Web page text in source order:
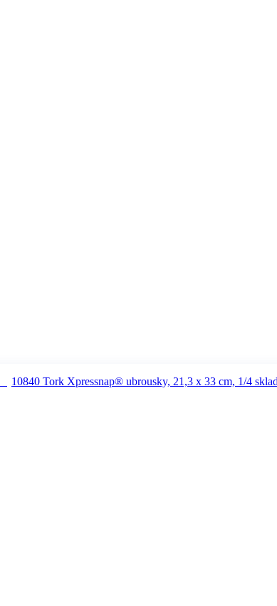
10840 Tork Xpressnap® ubrousky, 21,3 x 33 cm, 1/4